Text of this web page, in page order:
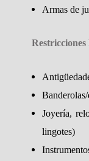
Armas de
Restricciones
Joyería,
lingotes)